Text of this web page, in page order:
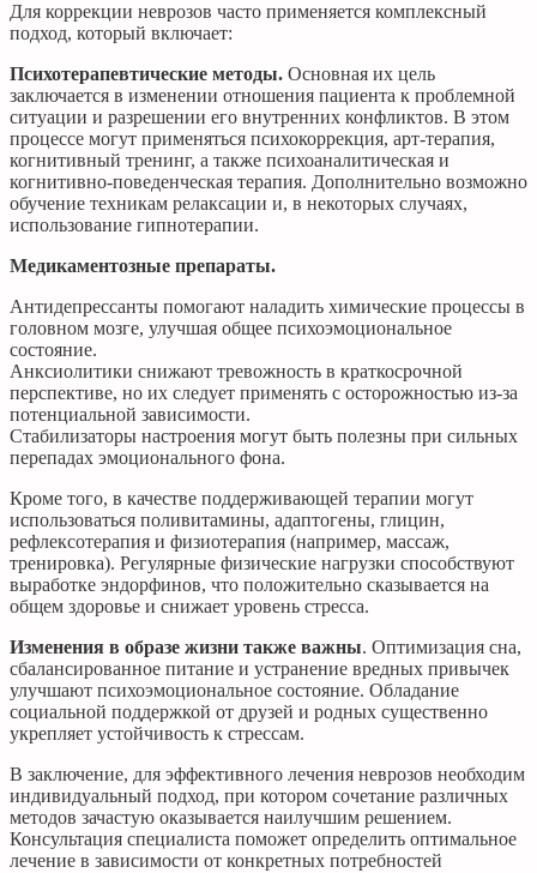
Для коррекции неврозов часто применяется комплексный
подход, который включает:
Психотерапевтические методы. Основная их цель
заключается в изменении отношения пациента к проблемной
ситуации и разрешении его внутренних конфликтов. В этом
процессе могут применяться психокоррекция, арт-терапия,
когнитивный тренинг, а также психоаналитическая и
когнитивно-поведенческая терапия. Дополнительно возможно
обучение техникам релаксации и, в некоторых случаях,
использование гипнотерапии.
Медикаментозные препараты.
Антидепрессанты помогают наладить химические процессы в
головном мозге, улучшая общее психоэмоциональное
состояние.
Анксиолитики снижают тревожность в краткосрочной
перспективе, но их следует применять с осторожностью из-за
потенциальной зависимости.
Стабилизаторы настроения могут быть полезны при сильных
перепадах эмоционального фона.
Кроме того, в качестве поддерживающей терапии могут
использоваться поливитамины, адаптогены, глицин,
рефлексотерапия и физиотерапия (например, массаж,
тренировка). Регулярные физические нагрузки способствуют
выработке эндорфинов, что положительно сказывается на
общем здоровье и снижает уровень стресса.
Изменения в образе жизни также важны. Оптимизация сна,
сбалансированное питание и устранение вредных привычек
улучшают психоэмоциональное состояние. Обладание
социальной поддержкой от друзей и родных существенно
укрепляет устойчивость к стрессам.
В заключение, для эффективного лечения неврозов необходим
индивидуальный подход, при котором сочетание различных
методов зачастую оказывается наилучшим решением.
Консультация специалиста поможет определить оптимальное
лечение в зависимости от конкретных потребностей